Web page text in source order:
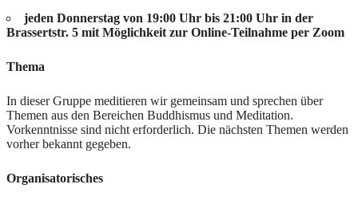
jeden Donnerstag von 19:00 Uhr bis 21:00 Uhr in der
Brassertstr. 5 mit Möglichkeit zur Online-Teilnahme per Zoom
Thema
In dieser Gruppe meditieren wir gemeinsam und sprechen über
Themen aus den Bereichen Buddhismus und Meditation.
Vorkenntnisse sind nicht erforderlich. Die nächsten Themen werden
vorher bekannt gegeben.
Organisatorisches